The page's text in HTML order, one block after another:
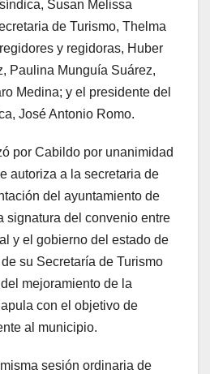
Susan Melissa
de Turismo, Thelma
y regidoras, Huber
Paulina Munguía Suárez,
Medina; y el presidente del
José Antonio Romo.
por Cabildo por unanimidad
autoriza a la secretaria de
del ayuntamiento de
signatura del convenio entre
y el gobierno del estado de
su Secretaría de Turismo
mejoramiento de la
con el objetivo de
al municipio.
sesión ordinaria de